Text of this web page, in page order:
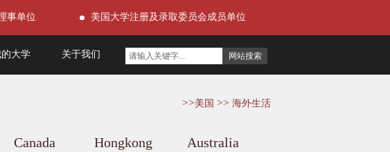
事单位 美国大学注册及录取委员会成员单位
大学 关于我们
>>美国 >> 海外生活
Canada Hongkong Australia